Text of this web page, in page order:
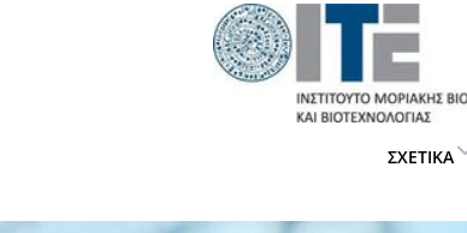
ΣΧΕΤΙΚΆ